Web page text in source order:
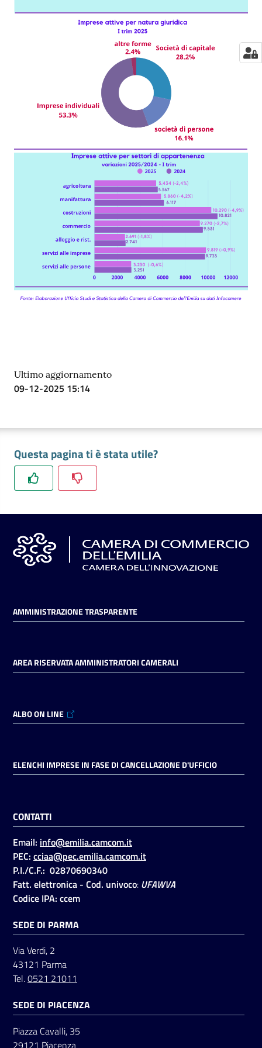
Ultimo aggiornamento
09-12-2025 15:14
Questa pagina ti è stata utile?
AMMINISTRAZIONE TRASPARENTE
AREA RISERVATA AMMINISTRATORI CAMERALI
ALBO ON LINE
ELENCHI IMPRESE IN FASE DI CANCELLAZIONE D'UFFICIO
CONTATTI
Email: info@emilia.camcom.it
PEC: cciaa@pec.emilia.camcom.it
P.I./C.F.: 02870690340
Fatt. elettronica - Cod. univoco: UFAWVA
Codice IPA: ccem
SEDE DI PARMA
Via Verdi, 2
43121 Parma
Tel.0521 21011
SEDE DI PIACENZA
Piazza Cavalli, 35
29121 Piacenza